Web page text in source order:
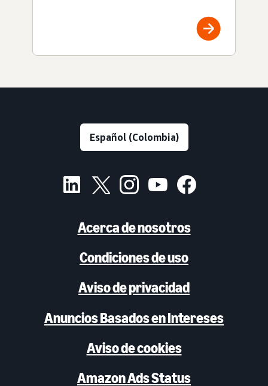
Acerca de nosotros
Condiciones de uso
Aviso de privacidad
Anuncios Basados en Intereses
Aviso de cookies
Amazon Ads Status